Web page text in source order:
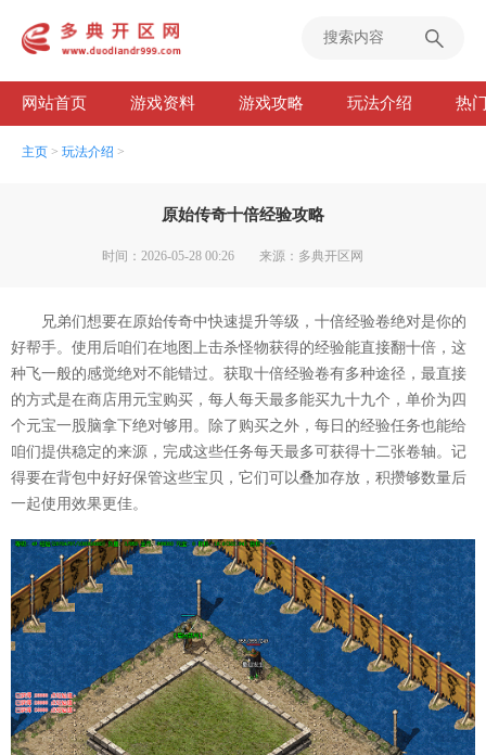
网站首页 游戏资料 游戏攻略 玩法介绍 热
主页 > 玩法介绍 >
原始传奇十倍经验攻略
时间：2026-05-28 00:26 来源：多典开区网
兄弟们想要在原始传奇中快速提升等级，十倍经验卷绝对是你的
好帮手。使用后咱们在地图上击杀怪物获得的经验能直接翻十倍，这
种飞一般的感觉绝对不能错过。获取十倍经验卷有多种途径，最直接
的方式是在商店用元宝购买，每人每天最多能买九十九个，单价为四
个元宝一股脑拿下绝对够用。除了购买之外，每日的经验任务也能给
咱们提供稳定的来源，完成这些任务每天最多可获得十二张卷轴。记
得要在背包中好好保管这些宝贝，它们可以叠加存放，积攒够数量后
一起使用效果更佳。